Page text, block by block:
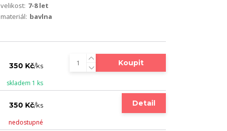
velikost: 7-8 let
materiál: bavlna
350 Kč/ks
skladem 1 ks
Koupit
350 Kč/ks
nedostupné
Detail